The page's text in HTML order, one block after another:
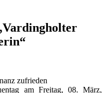
zufrieden
am Freitag, 08. März,